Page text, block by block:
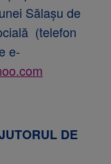
Sălașu de
(telefon
e-
DE